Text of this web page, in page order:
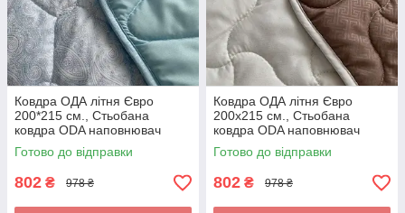
Ковдра ОДА літня Євро
200*215 см., Стьобана
ковдра ODA наповнювач
хлопок - Хлопкопон
Готово до відправки
802 ₴ 978 ₴
Ковдра ОДА літня Євро
200x215 см., Стьобана
ковдра ODA наповнювач
хлопок - Хлопкопон
Готово до відправки
802 ₴ 978 ₴